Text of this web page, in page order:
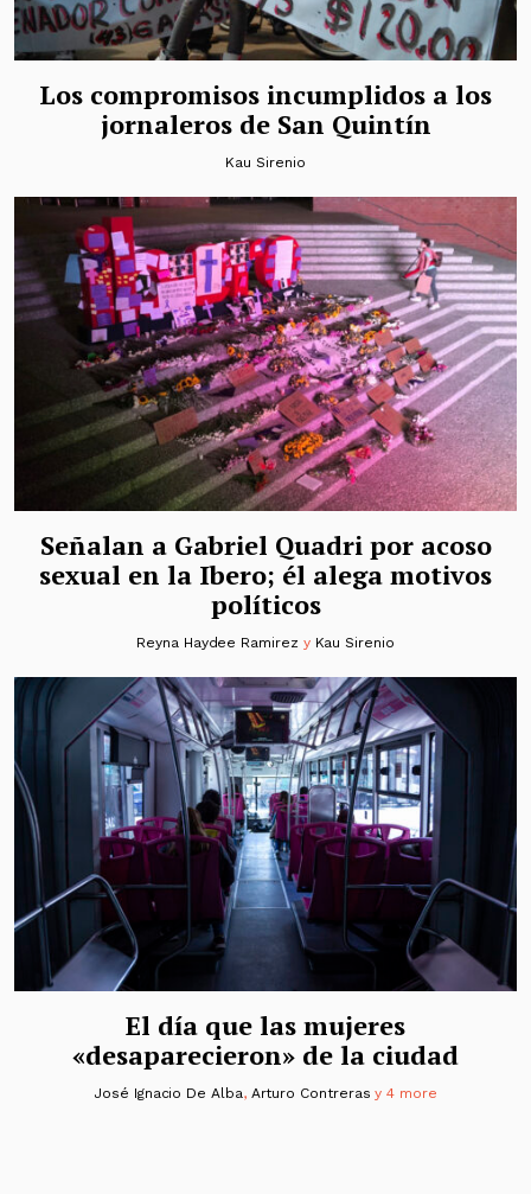
Los compromisos incumplidos a los
jornaleros de San Quintín
Kau Sirenio
Señalan a Gabriel Quadri por acoso
sexual en la Ibero; él alega motivos
políticos
Reyna Haydee Ramirez y Kau Sirenio
El día que las mujeres
«desaparecieron» de la ciudad
José Ignacio De Alba, Arturo Contreras y 4 more